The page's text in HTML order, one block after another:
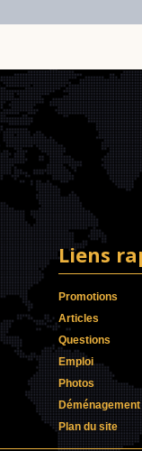
Promotions
Articles
Questions
Emploi
Photos
Plan du site
Liens